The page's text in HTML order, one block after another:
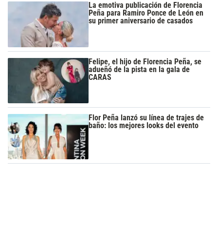
La emotiva publicación de Florencia
Peña para Ramiro Ponce de León en
su primer aniversario de casados
Felipe, el hijo de Florencia Peña, se
adueñó de la pista en la gala de
CARAS
Flor Peña lanzó su línea de trajes de
baño: los mejores looks del evento